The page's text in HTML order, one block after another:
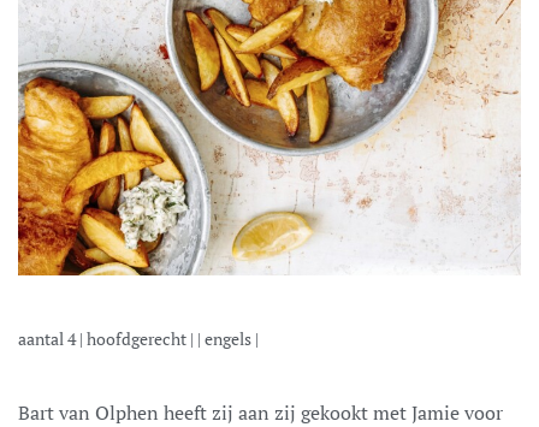
aantal 4| hoofdgerecht | | engels |
Bart van Olphen heeft zij aan zij gekookt met Jamie voor